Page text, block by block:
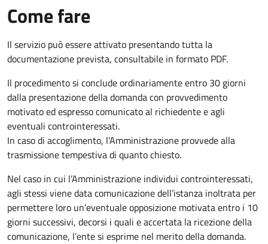
Come fare
Il servizio può essere attivato presentando tutta la
documentazione prevista, consultabile in formato PDF.
Il procedimento si conclude ordinariamente entro 30 giorni
dalla presentazione della domanda con provvedimento
motivato ed espresso comunicato al richiedente e agli
eventuali controinteressati.
In caso di accoglimento, l’Amministrazione provvede alla
trasmissione tempestiva di quanto chiesto.
Nel caso in cui l’Amministrazione individui controinteressati,
agli stessi viene data comunicazione dell’istanza inoltrata per
permettere loro un’eventuale opposizione motivata entro i 10
giorni successivi, decorsi i quali e accertata la ricezione della
comunicazione, l’ente si esprime nel merito della domanda.